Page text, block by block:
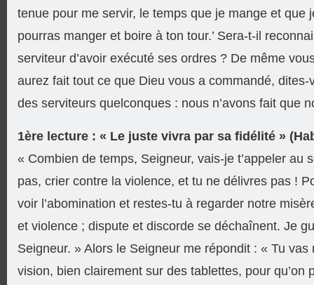
tenue pour me servir, le temps que je mange et que
pourras manger et boire à ton tour.’ Sera-t-il
serviteur d’avoir exécuté ses ordres ? De même
aurez fait tout ce que Dieu vous a commandé, dites-
des serviteurs quelconques : nous n’avons fait que
1ère lecture : « Le juste vivra par sa fidélité »
« Combien de temps, Seigneur, vais-je t’appeler au
pas, crier contre la violence, et tu ne délivres pas !
voir l’abomination et restes-tu à regarder notre
et violence ; dispute et discorde se déchaînent. Je
Seigneur. » Alors le Seigneur me répondit : « Tu vas
vision, bien clairement sur des tablettes, pour qu’on